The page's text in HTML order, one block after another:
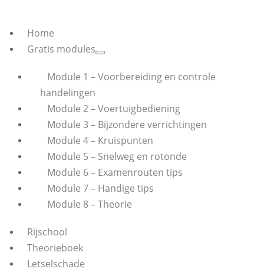
Home
Gratis modules
Module 1 – Voorbereiding en controle
handelingen
Module 2 – Voertuigbediening
Module 3 – Bijzondere verrichtingen
Module 4 – Kruispunten
Module 5 – Snelweg en rotonde
Module 6 – Examenrouten tips
Module 7 – Handige tips
Module 8 – Theorie
Rijschool
Theorieboek
Letselschade